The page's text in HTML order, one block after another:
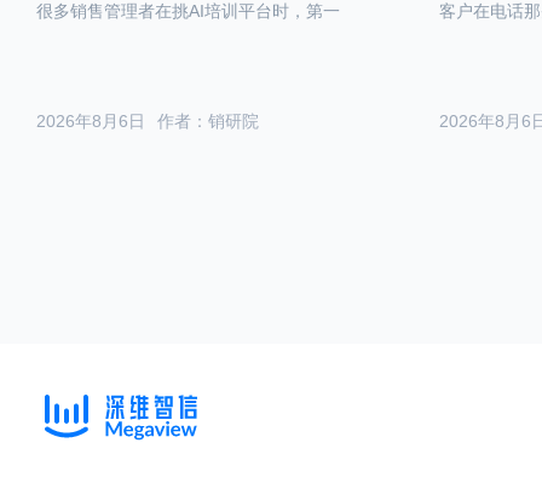
作者：销研院
2026年8月6日
很多销售管理者在挑AI培训平台时，第一
2026年8月6
客户在电话